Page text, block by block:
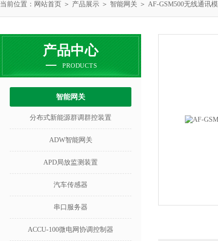
当前位置： 网站首页 ＞ 产品展示 ＞ 智能网关 ＞ AF-GSM500无线通讯
产品中心
PRODUCTS
智能网关
分布式新能源群调群控装置
ADW智能网关
APD局放监测装置
汽车传感器
串口服务器
ACCU-100微电网协调控制器